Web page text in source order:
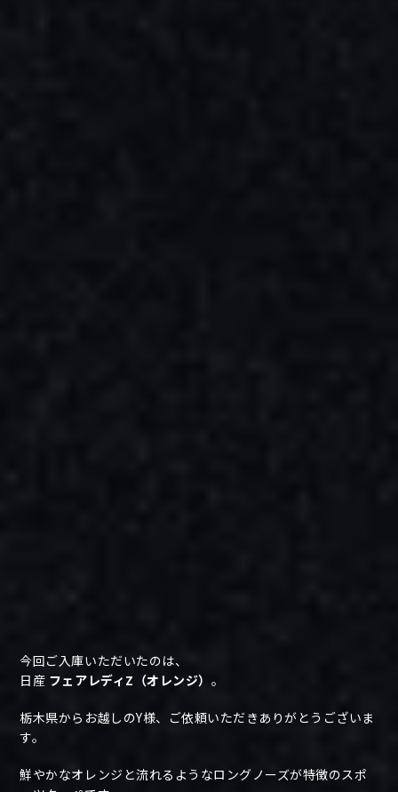
今回ご入庫いただいたのは、
日産 フェアレディZ（オレンジ） 。
栃木県からお越しのY様、ご依頼いただきありがとうございま
す。
鮮やかなオレンジと流れるようなロングノーズが特徴のスポ